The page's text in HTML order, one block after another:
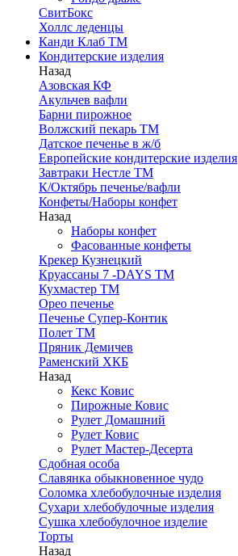
СвитБокс
Холлс леденцы
Канди Клаб ТМ
Кондитерские изделия
Назад
Азовская КФ
Акульчев вафли
Барни пирожное
Волжский пекарь ТМ
Датское печенье в ж/б
Европейские кондитерские изделия
Завтраки Нестле ТМ
К/Октябрь печенье/вафли
Конфеты/Наборы конфет
Назад
Наборы конфет
Фасованные конфеты
Крекер Кузнецкий
Круассаны 7 -DAYS ТМ
Кухмастер ТМ
Орео печенье
Печенье Супер-Контик
Полет ТМ
Пряник Демичев
Раменский ХКБ
Назад
Кекс Ковис
Пирожные Ковис
Рулет Домашний
Рулет Ковис
Рулет Мастер-Десерта
Сдобная особа
Славянка обыкновенное чудо
Соломка хлебобулочные изделия
Сухари хлебобулочные изделия
Сушка хлебобулочное изделие
Торты
Назад